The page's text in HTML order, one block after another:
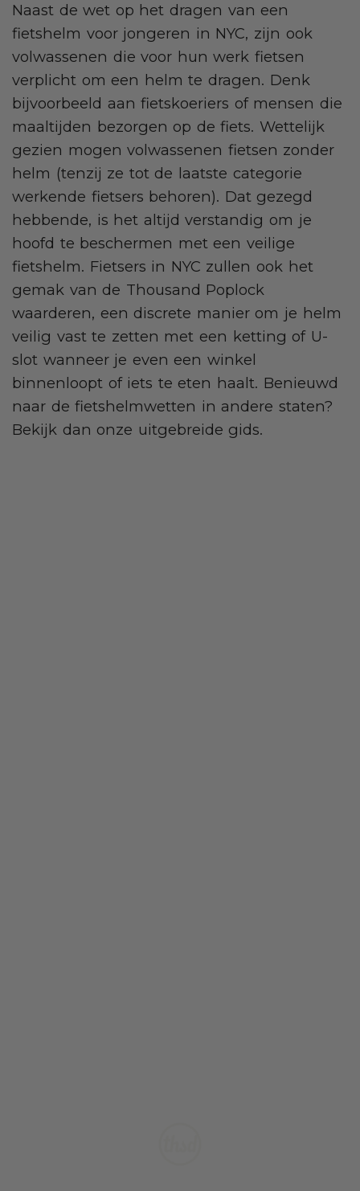
Naast de wet op het dragen van een
fietshelm voor jongeren in NYC, zijn ook
volwassenen die voor hun werk fietsen
verplicht om een helm te dragen. Denk
bijvoorbeeld aan fietskoeriers of mensen die
maaltijden bezorgen op de fiets. Wettelijk
gezien mogen volwassenen fietsen zonder
helm (tenzij ze tot de laatste categorie
werkende fietsers behoren). Dat gezegd
hebbende, is het altijd verstandig om je
hoofd te beschermen met een veilige
fietshelm. Fietsers in NYC zullen ook het
gemak van de Thousand Poplock
waarderen, een discrete manier om je helm
veilig vast te zetten met een ketting of U-
slot wanneer je even een winkel
binnenloopt of iets te eten haalt. Benieuwd
naar de fietshelmwetten in andere staten?
Bekijk dan onze uitgebreide gids.